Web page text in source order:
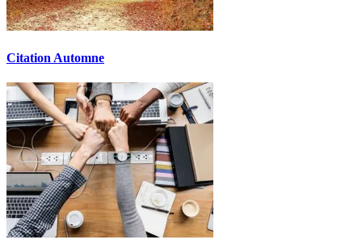
Citation Automne